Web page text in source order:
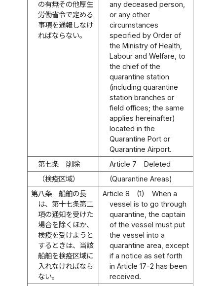
の有無その他厚生
労働省令で定める
事項を通報しなけ
ればならない。
any deceased person,
or any other
circumstances
specified by Order of
the Ministry of Health,
Labour and Welfare, to
the chief of the
quarantine station
(including quarantine
station branches or
field offices; the same
applies hereinafter)
located in the
Quarantine Port or
Quarantine Airport.
第七条
削除 Article 7
Deleted
（検疫区域）
(Quarantine Areas)
第八条
船舶の長
は、第十七条第二
項の通知を受けた
場合を除くほか、
検疫を受けようと
するときは、当該
船舶を検疫区域に
入れなければなら
ない。
Article 8 (1)
When a
vessel is to go through
quarantine, the captain
of the vessel must put
the vessel into a
quarantine area, except
if a notice as set forth
in Article 17-2 has been
received.